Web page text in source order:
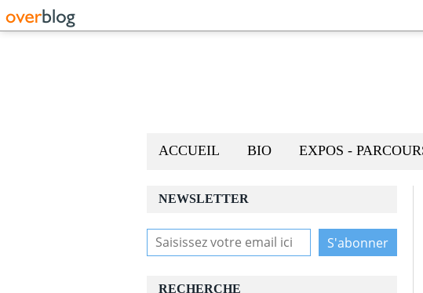
ACCUEIL BIO EXPOS -
NEWSLETTER
RECHERCHE